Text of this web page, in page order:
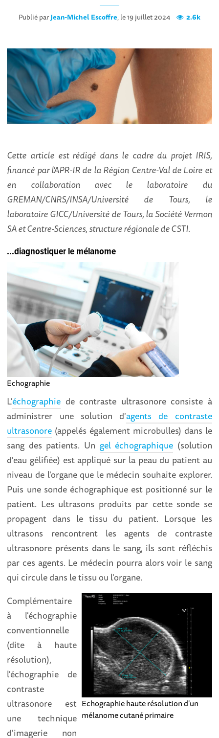
Publié parJean-Michel Escoffre, le 19 juillet 2024 2.6k
Cette article est rédigé dans le cadre du projet IRIS,
financé par l'APR-IR de la Région Centre-Val de Loire et
en collaboration avec le laboratoire du
GREMAN/CNRS/INSA/Université de Tours, le
laboratoire GICC/Université de Tours, la Société Vermon
SA et Centre-Sciences, structure régionale de CSTI.
...diagnostiquer le mélanome
Echographie
L'échographie de contraste ultrasonore consiste à
administrer une solution d'agents de contraste
ultrasonore (appelés également microbulles) dans le
sang des patients. Un gel échographique (solution
d'eau gélifiée) est appliqué sur la peau du patient au
niveau de l'organe que le médecin souhaite explorer.
Puis une sonde échographique est positionné sur le
patient. Les ultrasons produits par cette sonde se
propagent dans le tissu du patient. Lorsque les
ultrasons rencontrent les agents de contraste
ultrasonore présents dans le sang, ils sont réfléchis
par ces agents. Le médecin pourra alors voir le sang
qui circule dans le tissu ou l'organe.
Echographie haute résolution d'un
mélanome cutané primaire
Complémentaire
à l'échographie
conventionnelle
(dite à haute
résolution),
l'échographie de
contraste
ultrasonore est
une technique
d'imagerie non